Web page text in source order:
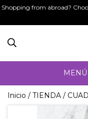
Shopping from abroad?
MENÚ
Inicio / TIENDA /